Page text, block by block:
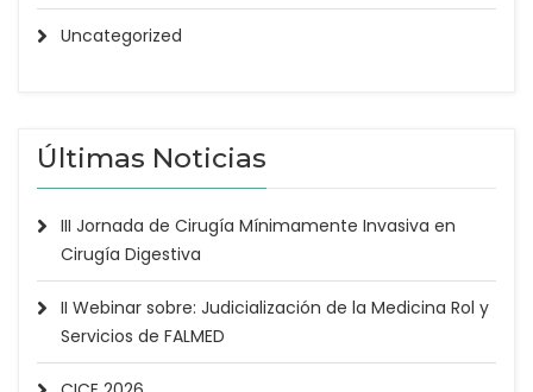
Uncategorized
Últimas Noticias
III Jornada de Cirugía Mínimamente Invasiva en
Cirugía Digestiva
II Webinar sobre: Judicialización de la Medicina Rol y
Servicios de FALMED